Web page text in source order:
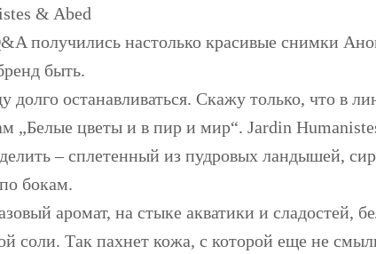
& Abed
получились настолько красивые снимки
быть.
долго останавливаться. Скажу только, что в
„Белые цветы и в пир и мир“. Jardin
– сплетенный из пудровых ландышей,
бокам.
аромат, на стыке акватики и сладостей,
соли. Так пахнет кожа, с которой еще не